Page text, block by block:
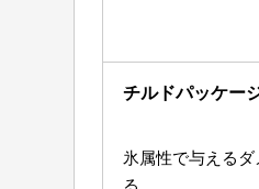
チルドパッケー
氷属性で与える
る